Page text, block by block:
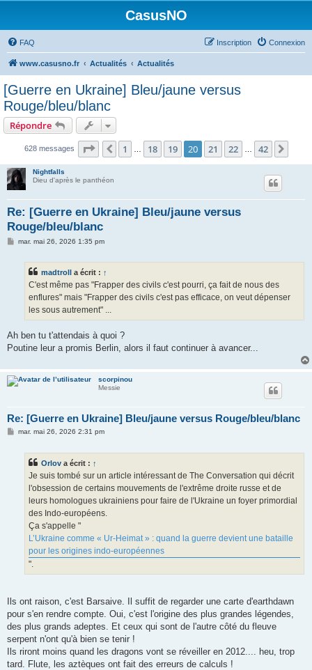
CasusNO
FAQ Connexion
Inscription
www.casusno.fr Actualités Actualités
[Guerre en Ukraine] Bleu/jaune versus
Rouge/bleu/blanc
Répondre
628 messages Page 20 sur 42
Précédent
1 18 19 20 21 22 42
Nightfalls
Dieu d'après le panthéon
Re: [Guerre en Ukraine] Bleu/jaune versus
Rouge/bleu/blanc
Mmar. mai 26, 2026 1:35 pm
madtroll a écrit : ↑
C'est même pas "Frapper des civils c'est pourri, ça fait de nous des
enflures" mais "Frapper des civils c'est pas efficace, on veut dépenser
les sous autrement" ...
Ah ben tu t'attendais à quoi ?
Poutine leur a promis Berlin, alors il faut continuer à avancer...
scorpinou
Messie
Re: [Guerre en Ukraine] Bleu/jaune versus Rouge/bleu/blanc
Mmar. mai 26, 2026 2:31 pm
Orlov a écrit : ↑
Je suis tombé sur un article intéressant de The Conversation qui décrit
l'obsession de certains mouvements de l'extrême droite russe et de
leurs homologues ukrainiens pour faire de l'Ukraine un foyer primordial
des Indo-européens.
Ça s'appelle "
L’Ukraine comme « Ur‑Heimat » : quand la guerre devient une bataille
pour les origines indo‑européennes
".
Ils ont raison, c'est Barsaive. Il suffit de regarder une carte d'earthdawn
pour s'en rendre compte. Oui, c'est l'origine des plus grandes légendes,
des plus grands adeptes. Et ceux qui sont de l'autre côté du fleuve
serpent n'ont qu'à bien se tenir !
Ils riront moins quand les dragons vont se réveiller en 2012.... heu, trop
tard. Flute, les aztèques ont fait des erreurs de calculs !